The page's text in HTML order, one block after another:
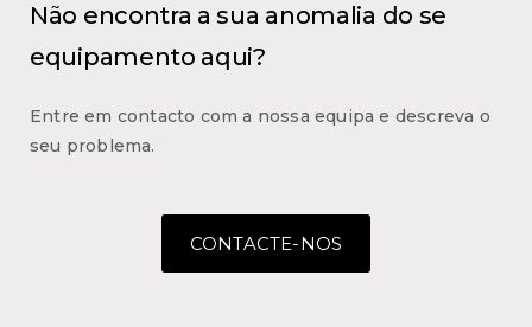
Não encontra a sua anomalia do se
equipamento aqui?
Entre em contacto com a nossa equipa e descreva o
seu problema.
CONTACTE-NOS